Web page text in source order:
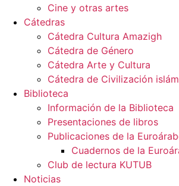
Cine y otras artes
Cátedras
Cátedra Cultura Amazigh
Cátedra de Género
Cátedra Arte y Cultura
Cátedra de Civilización
Biblioteca
Información de la Biblioteca
Presentaciones de libros
Publicaciones de la
Cuadernos de la
Club de lectura KUTUB
Noticias